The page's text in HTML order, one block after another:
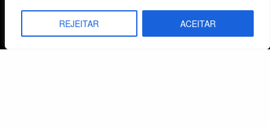
REJEITAR ACEITAR
WhatsApp / Comunicação
+55 (51) 99799-3041